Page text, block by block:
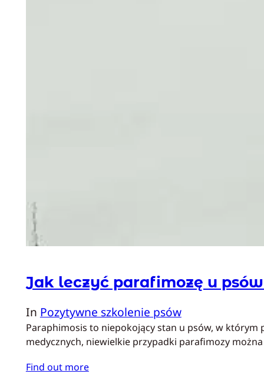
Jak leczyć parafimozę u
In Pozytywne szkolenie psów
Paraphimosis to niepokojący stan u psów, w którym
medycznych, niewielkie przypadki parafimozy
Find out more